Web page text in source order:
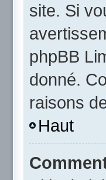
site. Si
phpBB
donné.
raisons
Haut